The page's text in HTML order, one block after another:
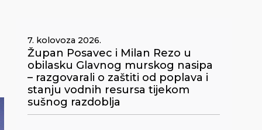
7. kolovoza 2026.
Župan Posavec i Milan Rezo u
obilasku Glavnog murskog nasipa
– razgovarali o zaštiti od poplava i
stanju vodnih resursa tijekom
sušnog razdoblja